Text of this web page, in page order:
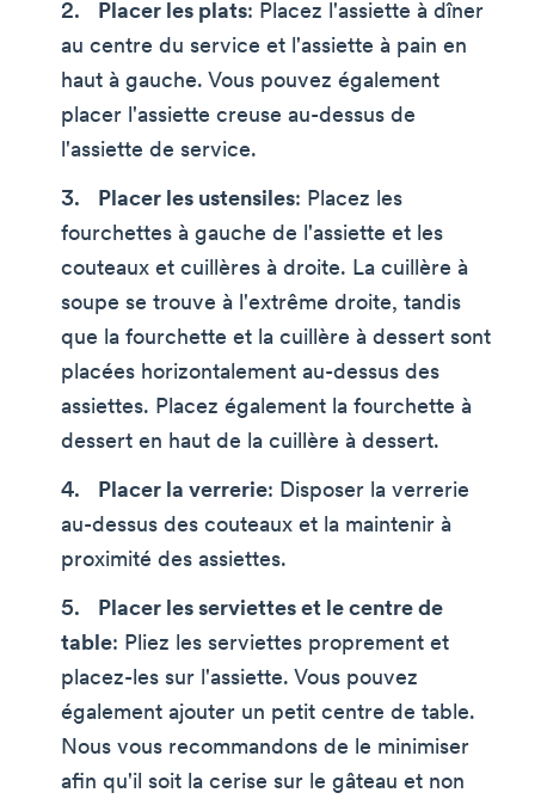
Placer les plats: Placez l'assiette à dîner
au centre du service et l'assiette à pain en
haut à gauche. Vous pouvez également
placer l'assiette creuse au-dessus de
l'assiette de service.
Placer les ustensiles: Placez les
fourchettes à gauche de l'assiette et les
couteaux et cuillères à droite. La cuillère à
soupe se trouve à l'extrême droite, tandis
que la fourchette et la cuillère à dessert sont
placées horizontalement au-dessus des
assiettes. Placez également la fourchette à
dessert en haut de la cuillère à dessert.
Placer la verrerie: Disposer la verrerie
au-dessus des couteaux et la maintenir à
proximité des assiettes.
Placer les serviettes et le centre de
table: Pliez les serviettes proprement et
placez-les sur l'assiette. Vous pouvez
également ajouter un petit centre de table.
Nous vous recommandons de le minimiser
afin qu'il soit la cerise sur le gâteau et non